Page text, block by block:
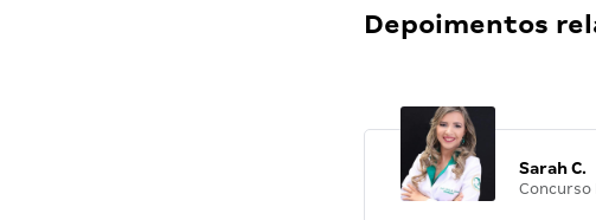
Depoimentos
Sarah C.
Concurso